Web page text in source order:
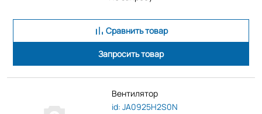
Сравнить товар
Запросить товар
Вентилятор
id: JA0925H2S0N